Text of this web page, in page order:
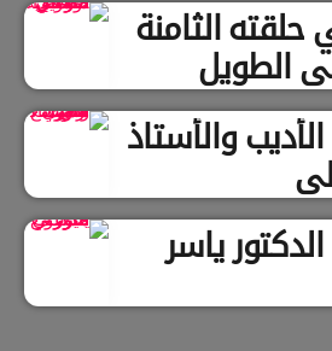
الثامنة
الطويل
والأستاذ
ياسر